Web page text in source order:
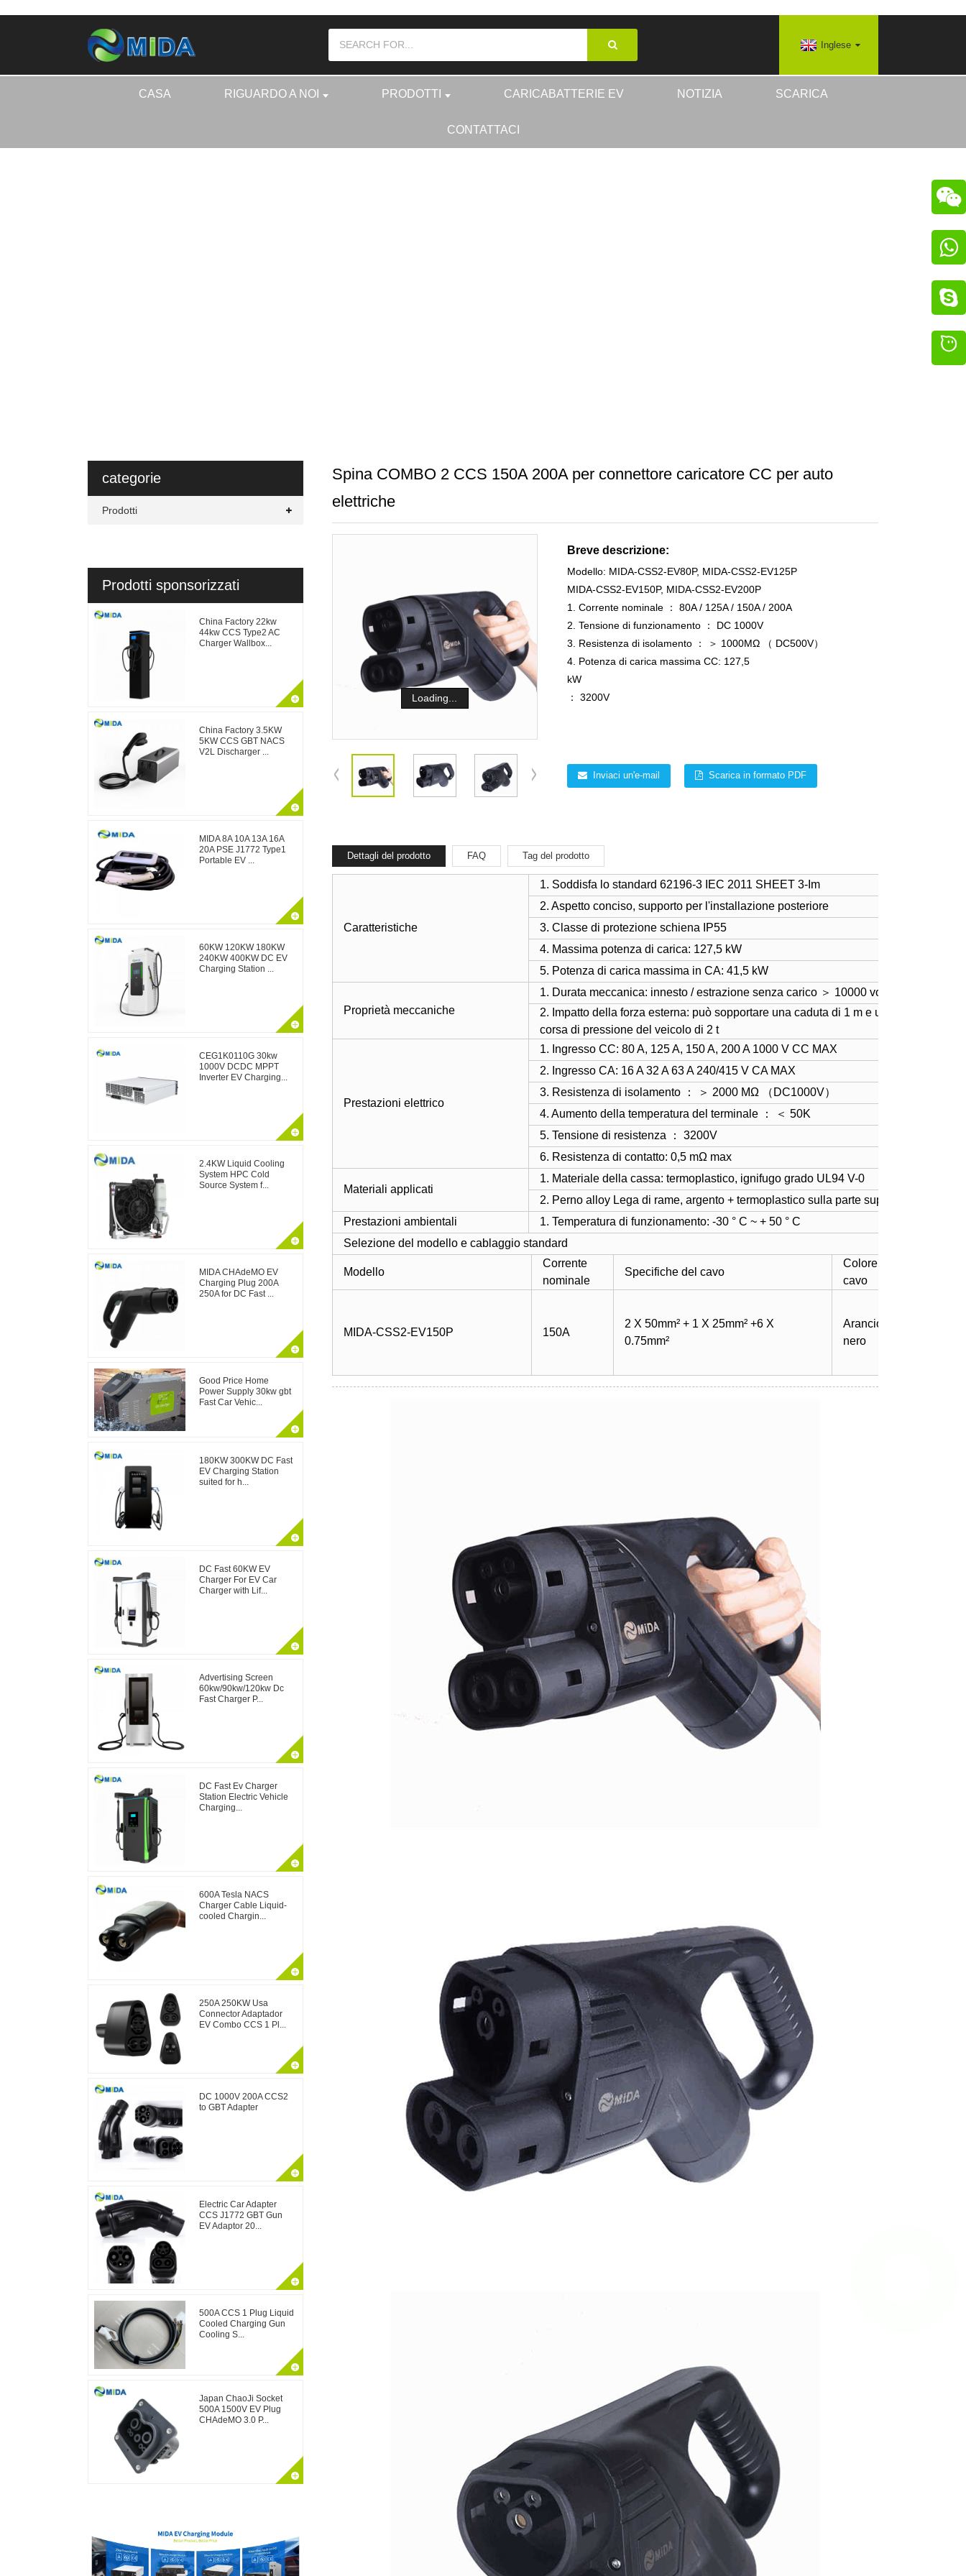
Inglese
CASA RIGUARDO A NOI PRODOTTI CARICABATTERIE EV NOTIZIA SCARICA
CONTATTACI
categorie
Prodotti
Prodotti sponsorizzati
China Factory 22kw
44kw CCS Type2 AC
Charger Wallbox...
China Factory 3.5KW
5KW CCS GBT NACS
V2L Discharger ...
MIDA 8A 10A 13A 16A
20A PSE J1772 Type1
Portable EV ...
60KW 120KW 180KW
240KW 400KW DC EV
Charging Station ...
CEG1K0110G 30kw
1000V DCDC MPPT
Inverter EV Charging...
2.4KW Liquid Cooling
System HPC Cold
Source System f...
MIDA CHAdeMO EV
Charging Plug 200A
250A for DC Fast ...
Good Price Home
Power Supply 30kw gbt
Fast Car Vehic...
180KW 300KW DC Fast
EV Charging Station
suited for h...
DC Fast 60KW EV
Charger For EV Car
Charger with Lif...
Advertising Screen
60kw/90kw/120kw Dc
Fast Charger P...
DC Fast Ev Charger
Station Electric Vehicle
Charging...
600A Tesla NACS
Charger Cable Liquid-
cooled Chargin...
250A 250KW Usa
Connector Adaptador
EV Combo CCS 1 Pl...
DC 1000V 200A CCS2
to GBT Adapter
Electric Car Adapter
CCS J1772 GBT Gun
EV Adaptor 20...
500A CCS 1 Plug Liquid
Cooled Charging Gun
Cooling S...
Japan ChaoJi Socket
500A 1500V EV Plug
CHAdeMO 3.0 P...
Spina COMBO 2 CCS 150A 200A per connettore caricatore CC per auto
elettriche
Loading...
Breve descrizione:
Modello: MIDA-CSS2-EV80P, MIDA-CSS2-EV125P
MIDA-CSS2-EV150P, MIDA-CSS2-EV200P
1. Corrente nominale ： 80A / 125A / 150A / 200A
2. Tensione di funzionamento ： DC 1000V
3. Resistenza di isolamento ： ＞ 1000MΩ （ DC500V）
4. Potenza di carica massima CC: 127,5
kW
： 3200V
Inviaci un'e-mail Scarica in formato PDF
Dettagli del prodotto FAQ Tag del prodotto
Caratteristiche
1. Soddisfa lo standard 62196-3 IEC 2011 SHEET 3-Im
2. Aspetto conciso, supporto per l'installazione posteriore
3. Classe di protezione schiena IP55
4. Massima potenza di carica: 127,5 kW
5. Potenza di carica massima in CA: 41,5 kW
Proprietà meccaniche
1. Durata meccanica: innesto / estrazione senza carico ＞ 10000 volte
2. Impatto della forza esterna: può sopportare una caduta di 1 m e una
corsa di pressione del veicolo di 2 t
Prestazioni elettrico
1. Ingresso CC: 80 A, 125 A, 150 A, 200 A 1000 V CC MAX
2. Ingresso CA: 16 A 32 A 63 A 240/415 V CA MAX
3. Resistenza di isolamento ： ＞ 2000 MΩ （DC1000V）
4. Aumento della temperatura del terminale ： ＜ 50K
5. Tensione di resistenza ： 3200V
6. Resistenza di contatto: 0,5 mΩ max
Materiali applicati
1. Materiale della cassa: termoplastico, ignifugo grado UL94 V-0
2. Perno alloy Lega di rame, argento + termoplastico sulla parte superiore
Prestazioni ambientali
1. Temperatura di funzionamento: -30 ° C ~ + 50 ° C
Selezione del modello e cablaggio standard
Modello
Corrente
nominale
Specifiche del cavo
Colore del
cavo
MIDA-CSS2-EV150P 150A
2 X 50mm² + 1 X 25mm² +6 X
0.75mm²
Arancione o
nero


